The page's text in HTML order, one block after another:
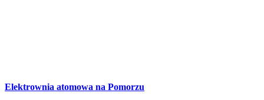
Elektrownia atomowa na Pomorzu